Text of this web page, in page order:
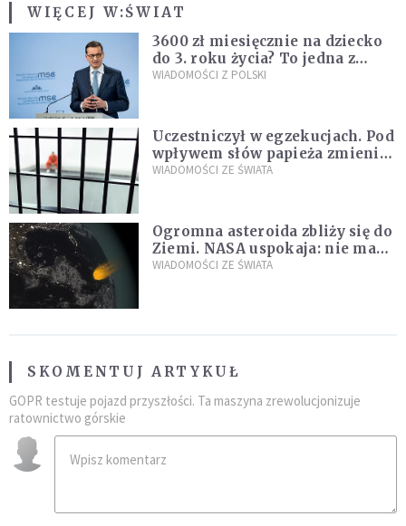
WIĘCEJ W:ŚWIAT
3600 zł miesięcznie na dziecko
do 3. roku życia? To jedna z
propozycji programu "Rozwój
WIADOMOŚCI Z POLSKI
Uczestniczył w egzekucjach. Pod
wpływem słów papieża zmienił
zdanie
WIADOMOŚCI ZE ŚWIATA
Ogromna asteroida zbliży się do
Ziemi. NASA uspokaja: nie ma
zagrożenia
WIADOMOŚCI ZE ŚWIATA
SKOMENTUJ ARTYKUŁ
GOPR testuje pojazd przyszłości. Ta maszyna zrewolucjonizuje
ratownictwo górskie